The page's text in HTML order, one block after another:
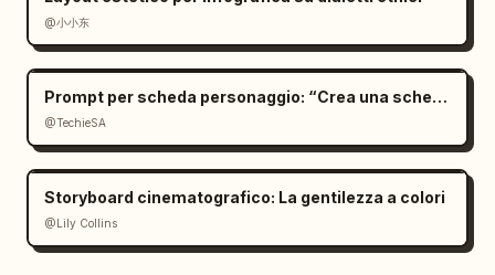
@小小东
Prompt per scheda personaggio: “Crea una scheda
@TechieSA
Storyboard cinematografico: La gentilezza a colori
@Lily Collins